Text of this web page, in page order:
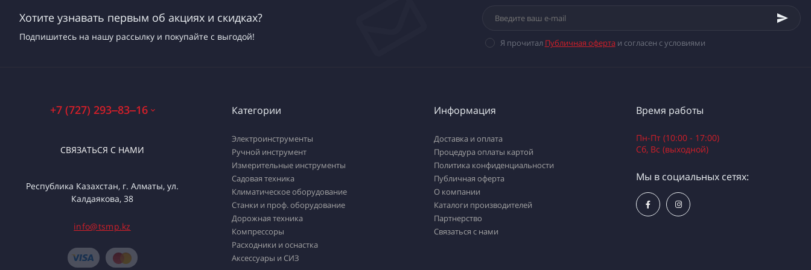
Хотите узнавать первым об акциях и скидках?
Подпишитесь на нашу рассылку и покупайте с выгодой!
Я прочитал Публичная офертаи согласен с условиями
+7 (727) 293‒83‒16
СВЯЗАТЬСЯ С НАМИ
Республика Казахстан, г. Алматы, ул.
Калдаякова, 38
info@tsmp.kz
Категории
Электроинструменты
Ручной инструмент
Измерительные инструменты
Садовая техника
Климатическое оборудование
Станки и проф. оборудование
Дорожная техника
Компрессоры
Расходники и оснастка
Аксессуары и СИЗ
Информация
Доставка и оплата
Процедура оплаты картой
Политика конфиденциальности
Публичная оферта
О компании
Каталоги производителей
Партнерство
Связаться с нами
Время работы
Пн-Пт (10:00 - 17:00)
Сб, Вс (выходной)
Мы в социальных сетях: